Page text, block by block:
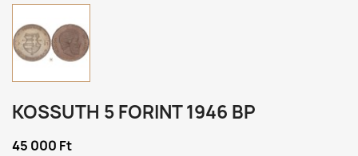
KOSSUTH 5 FORINT 1946 BP
45 000 Ft